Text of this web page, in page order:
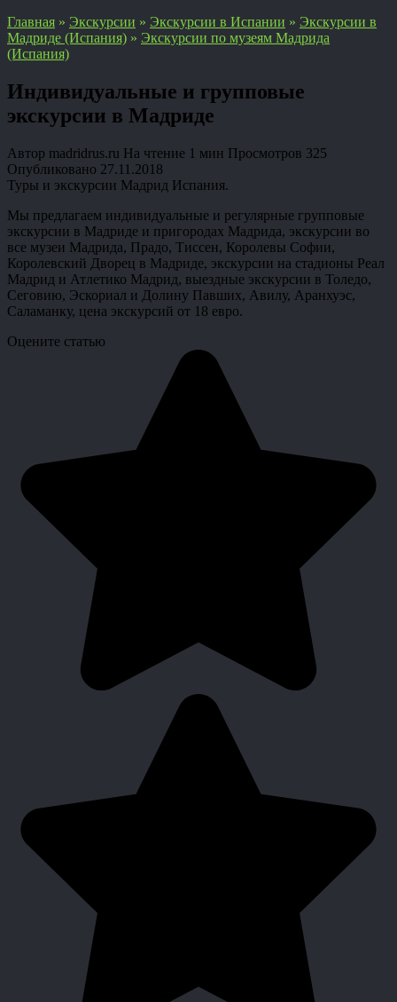
Главная » Экскурсии » Экскурсии в Испании » Экскурсии в
Мадриде (Испания) » Экскурсии по музеям Мадрида
(Испания)
Индивидуальные и групповые
экскурсии в Мадриде
Автор madridrus.ru На чтение 1 мин Просмотров 325
Опубликовано 27.11.2018
Туры и экскурсии Мадрид Испания.
Мы предлагаем индивидуальные и регулярные групповые
экскурсии в Мадриде и пригородах Мадрида, экскурсии во
все музеи Мадрида, Прадо, Тиссен, Королевы Софии,
Королевский Дворец в Мадриде, экскурсии на стадионы Реал
Мадрид и Атлетико Мадрид, выездные экскурсии в Толедо,
Сеговию, Эскориал и Долину Павших, Авилу, Аранхуэс,
Саламанку, цена экскурсий от 18 евро.
Оцените статью